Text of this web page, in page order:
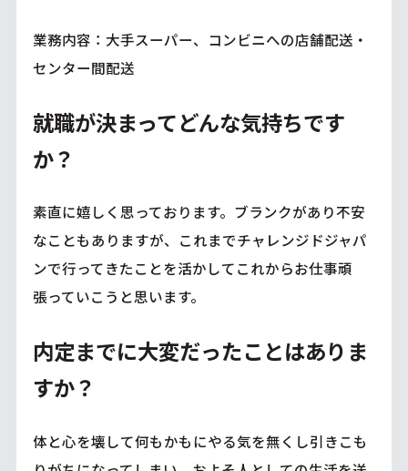
業務内容：大手スーパー、コンビニへの店舗配送・
センター間配送
就職が決まってどんな気持ちです
か？
素直に嬉しく思っております。ブランクがあり不安
なこともありますが、これまでチャレンジドジャパ
ンで行ってきたことを活かしてこれからお仕事頑
張っていこうと思います。
内定までに大変だったことはありま
すか？
体と心を壊して何もかもにやる気を無くし引きこも